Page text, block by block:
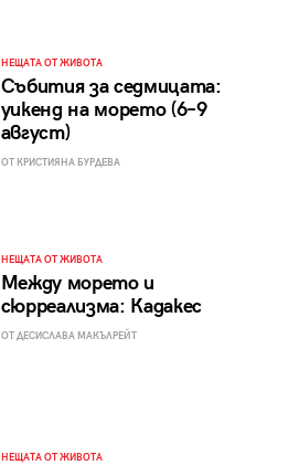
НЕЩАТА ОТ ЖИВОТА
Събития за седмицата:
уикенд на морето (6–9
август)
ОТ КРИСТИЯНА БУРДЕВА
НЕЩАТА ОТ ЖИВОТА
Между морето и
сюрреализма: Кадакес
ОТ ДЕСИСЛАВА МАКЪЛРЕЙТ
НЕЩАТА ОТ ЖИВОТА